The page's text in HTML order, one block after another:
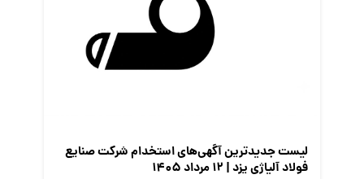
لیست جدیدترین آگهی‌های استخدام شرکت صنایع
فولاد آلیاژی یزد | ۱۲ مرداد ۱۴۰۵